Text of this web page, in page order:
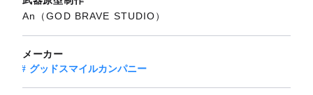
An（GOD BRAVE STUDIO）
メーカー
グッドスマイルカンパニー